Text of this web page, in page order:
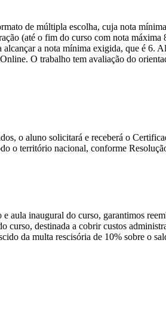
de múltipla escolha, cuja nota
(até o fim do curso com nota
a nota mínima exigida, que é 6.
O trabalho tem avaliação do
o aluno solicitará e receberá o
o território nacional, conforme
aula inaugural do curso, garantimos
destinada a cobrir custos
da multa rescisória de 10% sobre o